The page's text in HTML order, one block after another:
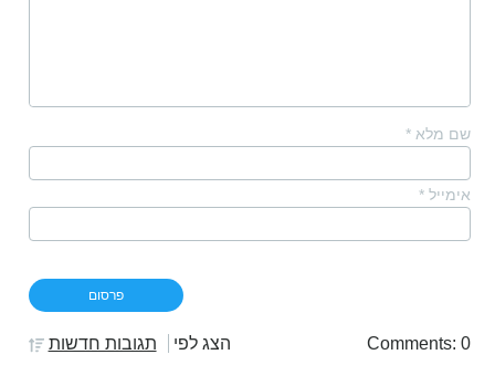
שם מלא *
אימייל *
Comments: 0 הצג לפי תגובות חדשות